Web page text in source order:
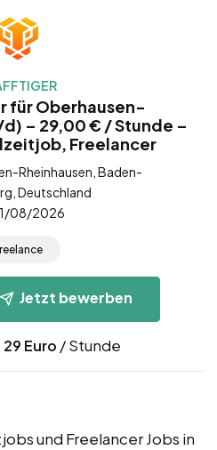
für Oberhausen-
– 29,00 € / Stunde –
Freelancer
Rheinhausen, Baden-
Deutschland
08/2026
Jetzt bewerben
29 Euro / Stunde
und Freelancer Jobs in